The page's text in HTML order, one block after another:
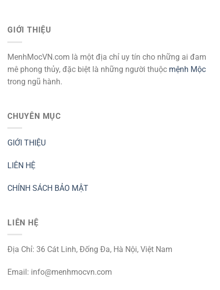
GIỚI THIỆU
MenhMocVN.com là một địa chỉ uy tín cho những ai đam
mê phong thủy, đặc biệt là những người thuộc mệnh Mộc
trong ngũ hành.
CHUYÊN MỤC
GIỚI THIỆU
LIÊN HỆ
CHÍNH SÁCH BẢO MẬT
LIÊN HỆ
Địa Chỉ: 36 Cát Linh, Đống Đa, Hà Nội, Việt Nam
Email: info@menhmocvn.com